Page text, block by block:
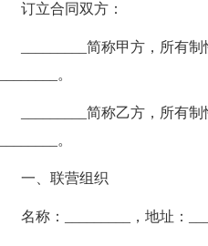
订立合同双方：
_________简称甲方，所有
_________。
_________简称乙方，所有
_________。
一、联营组织
名称：_________，地址：